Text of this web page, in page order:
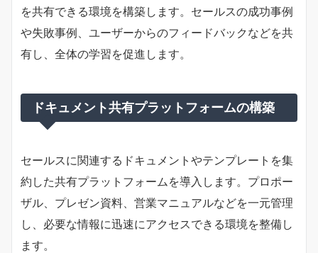
を共有できる環境を構築します。セールスの成功事例
や失敗事例、ユーザーからのフィードバックなどを共
有し、全体の学習を促進します。
ドキュメント共有プラットフォームの構築
セールスに関連するドキュメントやテンプレートを集
約した共有プラットフォームを導入します。プロポー
ザル、プレゼン資料、営業マニュアルなどを一元管理
し、必要な情報に迅速にアクセスできる環境を整備し
ます。